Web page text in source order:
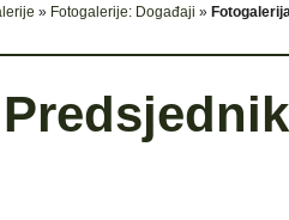
» Fotogalerije: Događaji »